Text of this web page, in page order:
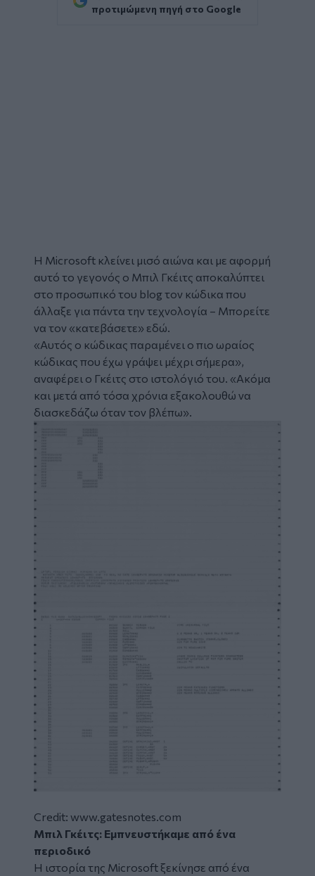
προτιμώμενη πηγή στο Google
Η Microsoft κλείνει μισό αιώνα και με αφορμή
αυτό το γεγονός ο Μπιλ Γκέιτς αποκαλύπτει
στο προσωπικό του blog τον κώδικα που
άλλαξε για πάντα την τεχνολογία – Μπορείτε
να τον «κατεβάσετε» εδώ.
«Αυτός ο κώδικας παραμένει ο πιο ωραίος
κώδικας που έχω γράψει μέχρι σήμερα»,
αναφέρει ο Γκέιτς στο ιστολόγιό του. «Ακόμα
και μετά από τόσα χρόνια εξακολουθώ να
διασκεδάζω όταν τον βλέπω».
Credit: www.gatesnotes.com
Μπιλ Γκέιτς: Εμπνευστήκαμε από ένα
περιοδικό
Η ιστορία της Microsoft ξεκίνησε από ένα